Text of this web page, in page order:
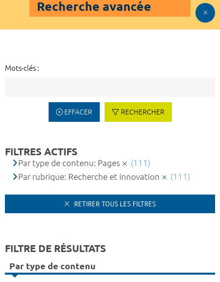
Recherche avancée
Mots-clés :
EFFACER RECHERCHER
FILTRES ACTIFS
Par type de contenu: Pages
(111)
Par rubrique: Recherche et innovation
(111)
RETIRER TOUS LES FILTRES
FILTRE DE RÉSULTATS
Par type de contenu